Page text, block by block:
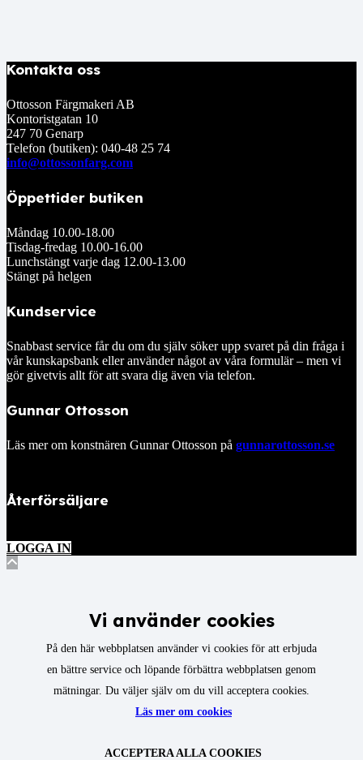
Kontakta oss
Ottosson Färgmakeri AB
Kontoristgatan 10
247 70 Genarp
Telefon (butiken): 040-48 25 74
info@ottossonfarg.com
Öppettider butiken
Måndag 10.00-18.00
Tisdag-fredag 10.00-16.00
Lunchstängt varje dag 12.00-13.00
Stängt på helgen
Kundservice
Snabbast service får du om du själv söker upp svaret på din fråga i
vår kunskapsbank eller använder något av våra formulär – men vi
gör givetvis allt för att svara dig även via telefon.
Gunnar Ottosson
Läs mer om konstnären Gunnar Ottosson på gunnarottosson.se
Återförsäljare
LOGGA IN
Vi använder cookies
På den här webbplatsen använder vi cookies för att erbjuda
en bättre service och löpande förbättra webbplatsen genom
mätningar. Du väljer själv om du vill acceptera cookies.
Läs mer om cookies
ACCEPTERA ALLA COOKIES